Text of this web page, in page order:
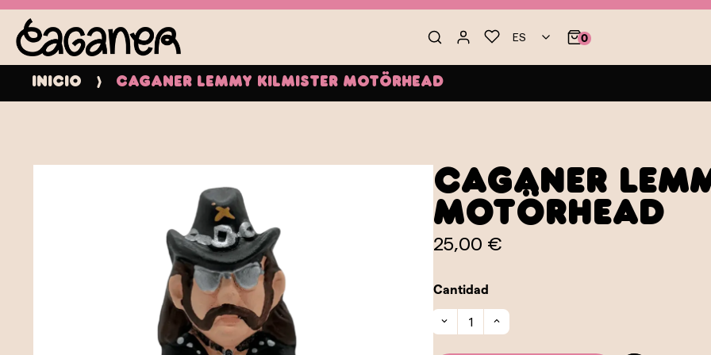
ES 0
Inicio Caganer Lemmy Kilmister Motörhead
Caganer
Motörhead
25,00 €
Cantidad